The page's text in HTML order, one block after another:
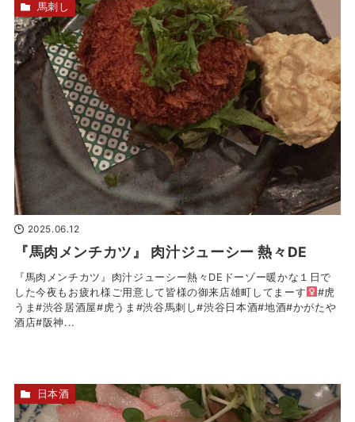
2025.06.12
『馬肉メンチカツ』 肉汁ジューシー 熱々DE
『馬肉メンチカツ』肉汁ジューシー熱々DEドーゾー暖かな１日で
した今夜もお疲れ様ご用意して皆様の御来店雄町してまーす‍
#虎
うま#渋谷居酒屋#虎うま#渋谷馬刺し#渋谷日本酒#地酒#かがたや
酒店#阪神...
馬刺し
日本酒